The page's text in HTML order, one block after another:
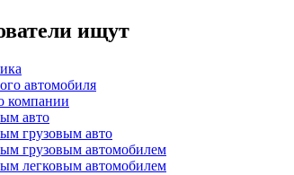
ищут
автомобиля
компании
авто
грузовым авто
грузовым автомобилем
легковым автомобилем